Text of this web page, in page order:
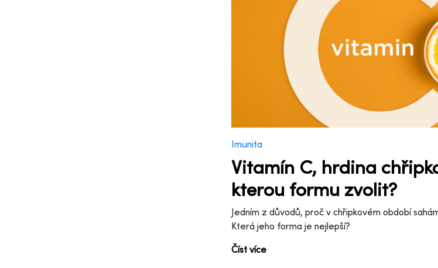
Imunita
Vitamín C, hrdina
kterou formu zvolit?
Jedním z důvodů, proč v chřipkovém období
Která jeho forma je nejlepší?
Číst více